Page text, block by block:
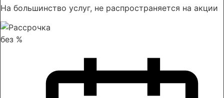
На большинство услуг, не распространяется на акции